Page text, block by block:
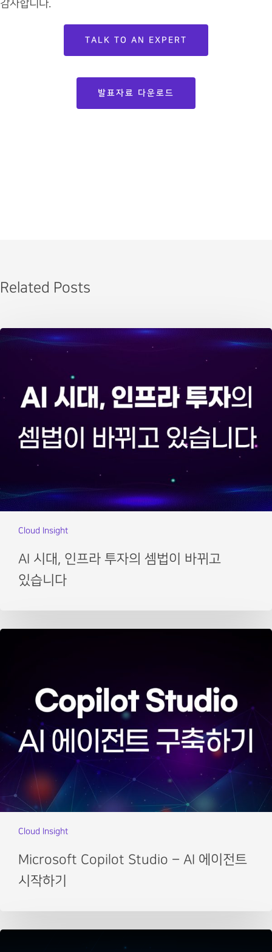
감사합니다.
TALK TO AN EXPERT
발표자료 다운로드
Related Posts
Cloud Insight
AI 시대, 인프라 투자의 셈법이 바뀌고
있습니다
Cloud Insight
Microsoft Copilot Studio – AI 에이전트
시작하기